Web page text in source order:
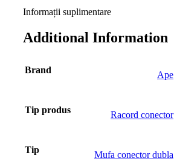
Informații suplimentare
Additional Information
Brand Ape
Tip produs Racord conector
Tip Mufa conector dubla